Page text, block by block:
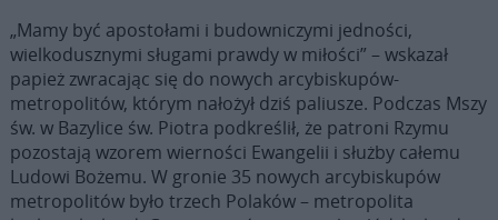
„Mamy być apostołami i budowniczymi jedności,
wielkodusznymi sługami prawdy w miłości” – wskazał
papież zwracając się do nowych arcybiskupów-
metropolitów, którym nałożył dziś paliusze. Podczas Mszy
św. w Bazylice św. Piotra podkreślił, że patroni Rzymu
pozostają wzorem wierności Ewangelii i służby całemu
Ludowi Bożemu. W gronie 35 nowych arcybiskupów
metropolitów było trzech Polaków – metropolita